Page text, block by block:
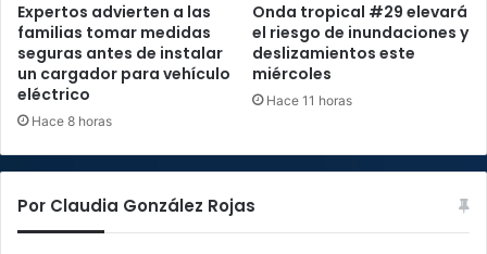
Expertos advierten a las
familias tomar medidas
seguras antes de instalar
un cargador para vehículo
eléctrico
Hace 8 horas
Onda tropical #29 elevará
el riesgo de inundaciones y
deslizamientos este
miércoles
Hace 11 horas
Por Claudia González Rojas